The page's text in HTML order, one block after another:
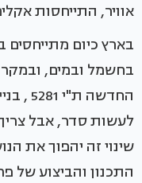
אוויר, התייחסות
בארץ כיום
בחשמל ובמים,
לעשות סדר, אבל
שינוי זה יהפוך את
התכנון והביצוע של